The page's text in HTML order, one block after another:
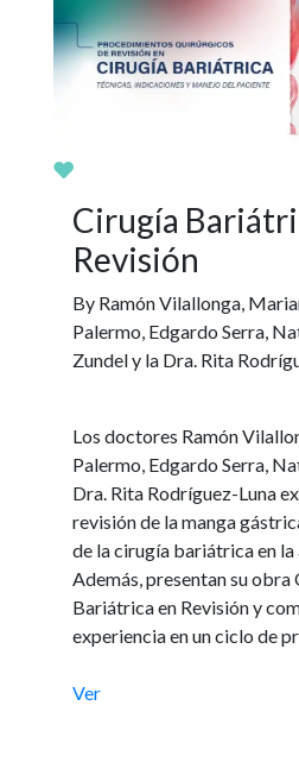
Cirugía
Revisión
By Ramón Vilallonga,
Palermo, Edgardo Serra,
Zundel y la Dra. Rita
Los doctores Ramón
Palermo, Edgardo Serra,
Dra. Rita Rodríguez-Luna
revisión de la manga
de la cirugía bariátrica en
Además, presentan su obra
Bariátrica en Revisión y
experiencia en un ciclo de
Ver